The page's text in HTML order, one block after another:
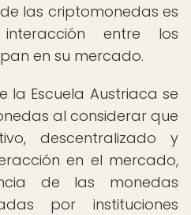
las criptomonedas es
entre los
en su mercado.
la Escuela Austriaca se
al considerar que
descentralizado y
en el mercado,
de las monedas
por instituciones